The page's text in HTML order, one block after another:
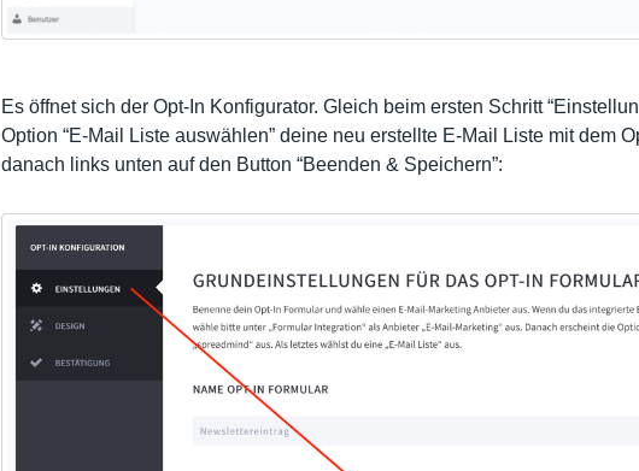
Es öffnet sich der Opt-In Konfigurator. Gleich beim ersten Schritt
Option “E-Mail Liste auswählen” deine neu erstellte E-Mail Liste mit dem
danach links unten auf den Button “Beenden & Speichern”: